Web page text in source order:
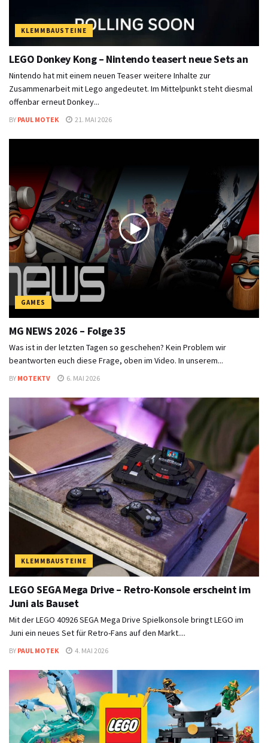
KLEMMBAUSTEINE
LEGO Donkey Kong – Nintendo teasert neue Sets an
Nintendo hat mit einem neuen Teaser weitere Inhalte zur
Zusammenarbeit mit Lego angedeutet. Im Mittelpunkt steht diesmal
offenbar erneut Donkey...
BY PAUL MOTEK 21. MAI 2026
GAMES
MG NEWS 2026 – Folge 35
Was ist in der letzten Tagen so geschehen? Kein Problem wir
beantworten euch diese Frage, oben im Video. In unserem...
BY MOTEKTV 6. MAI 2026
KLEMMBAUSTEINE
LEGO SEGA Mega Drive – Retro-Konsole erscheint im
Juni als Bauset
Mit der LEGO 40926 SEGA Mega Drive Spielkonsole bringt LEGO im
Juni ein neues Set für Retro-Fans auf den Markt....
BY PAUL MOTEK 4. MAI 2026